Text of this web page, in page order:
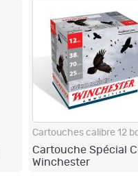
Cartouches calibre 12
Cartouche Spécial
Winchester